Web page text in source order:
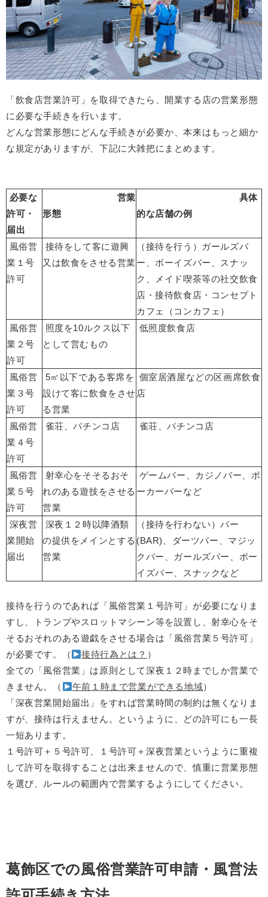
「飲食店営業許可」を取得できたら、開業する店の営業形態
に必要な手続きを行います。
どんな営業形態にどんな手続きが必要か、本来はもっと細か
な規定がありますが、下記に大雑把にまとめます。
必要な
許可・
届出
営業
形態
具体
的な店舗の例
風俗営
業１号
許可
接待をして客に遊興
又は飲食をさせる営業
（接待を行う）ガールズバ
ー、ボーイズバー、スナッ
ク、メイド喫茶等の社交飲食
店・接待飲食店・コンセプト
カフェ（コンカフェ）
風俗営
業２号
許可
照度を10ルクス以下
として営むもの
低照度飲食店
風俗営
業３号
許可
5㎡ 以下である客席を
設けて客に飲食をさせ
る営業
個室居酒屋などの区画席飲食
店
風俗営
業４号
許可
雀荘、パチンコ店 雀荘、パチンコ店
風俗営
業５号
許可
射幸心をそそるおそ
れのある遊技をさせる
営業
ゲームバー、カジノバー、ポ
ーカーバーなど
深夜営
業開始
届出
深夜１２時以降酒類
の提供をメインとする
営業
（接待を行わない）バー
(BAR)、ダーツバー、マジッ
クバー、ガールズバー、ボー
イズバー、スナックなど
接待を行うのであれば「風俗営業１号許可」が必要になりま
すし、トランプやスロットマシーン等を設置し、射幸心をそ
そるおそれのある遊戯をさせる場合は「風俗営業５号許可」
が必要です。（
接待行為とは？ ）
全ての「風俗営業」は原則として深夜１２時までしか営業で
きません。（
午前１時まで営業ができる地域）
「深夜営業開始届出」をすれば営業時間の制約は無くなりま
すが、接待は行えません。というように、どの許可にも一長
一短あります。
１号許可＋５号許可、１号許可＋深夜営業というように重複
して許可を取得することは出来ませんので、慎重に営業形態
を選び、ルールの範囲内で営業するようにしてください。
葛飾区での風俗営業許可申請・風営法